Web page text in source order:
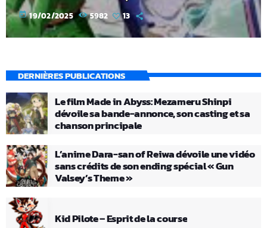
today 19/02/2025 5982 13
DERNIÈRES PUBLICATIONS
Le film Made in Abyss: Mezameru Shinpi
dévoile sa bande-annonce, son casting et sa
chanson principale
L’anime Dara-san of Reiwa dévoile une vidéo
sans crédits de son ending spécial « Gun
Valsey’s Theme »
Kid Pilote – Esprit de la course